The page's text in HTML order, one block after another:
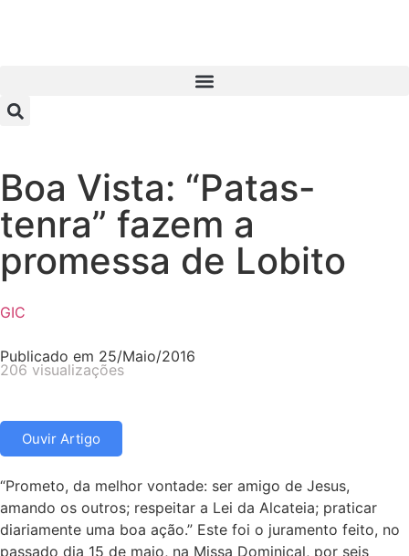
Boa Vista: “Patas-
tenra” fazem a
promessa de Lobito
GIC
Publicado em 25/Maio/2016
206 visualizações
Ouvir Artigo
“Prometo, da melhor vontade: ser amigo de Jesus,
amando os outros; respeitar a Lei da Alcateia; praticar
diariamente uma boa ação.” Este foi o juramento feito, no
passado dia 15 de maio, na Missa Dominical, por seis